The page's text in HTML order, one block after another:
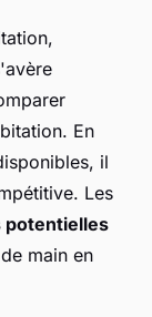
En
il
Les
potentielles
main en